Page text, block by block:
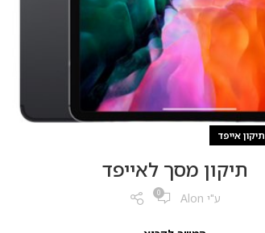
תיקון אייפד
תיקון מסך לאייפד
ע"י Alon
0